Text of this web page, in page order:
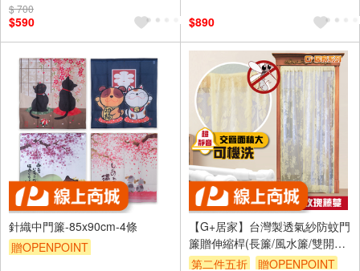
$ 700
$590
$890
針織中門簾-85x90cm-4條
贈OPENPOINT
【G+居家】台灣製透氣紗防蚊門
簾贈伸縮桿(長簾/風水簾/雙開簾/
阻隔簾/夏季防蟲門簾/加密網紗
第二件五折 贈OPENPOINT